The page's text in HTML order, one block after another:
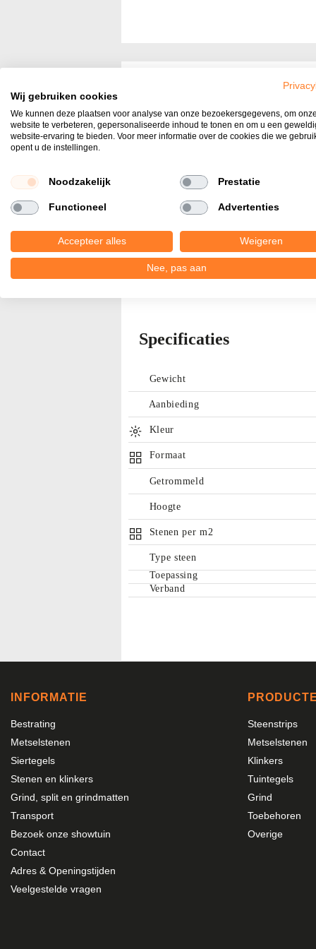
van
de
60plus soft comfort
20x30x6 terras stenen
afwerking. Terrastegels
ook nog eens bijna niet
kleurstelling geeft je tuin
die makkelijk te verwerken
comfort afwerking
Specificaties
Gewicht
Aanbieding
Kleur
Formaat
Getrommeld
Hoogte
Stenen per m2
Type steen
Toepassing
Verband
INFORMATIE
Bestrating
Metselstenen
Siertegels
Stenen en klinkers
Grind, split en grindmatten
Transport
Bezoek onze showtuin
Contact
Adres & Openingstijden
Veelgestelde vragen
Steenstrips
Metselstenen
Klinkers
Tuintegels
Grind
Toebehoren
Overige
Wij gebruiken cookies
We kunnen deze plaatsen voor analyse van onze bezoekersgegevens, om onze
website te verbeteren, gepersonaliseerde inhoud te tonen en om u een
website-ervaring te bieden. Voor meer informatie over de cookies die we
opent u de instellingen.
Noodzakelijk Prestatie
Functioneel Advertenties
Accepteer alles Weigeren
Nee, pas aan